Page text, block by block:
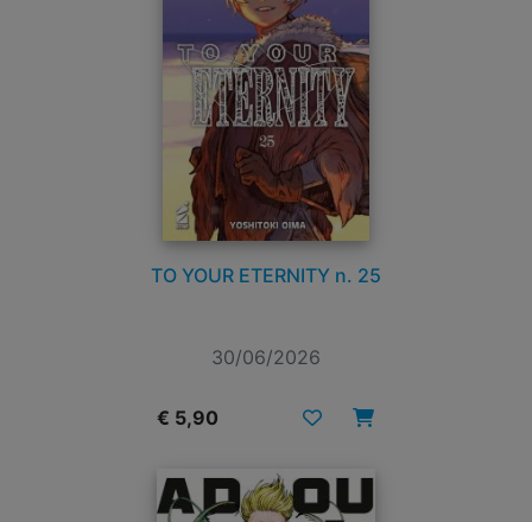
TO YOUR ETERNITY n. 25
30/06/2026
€ 5,90